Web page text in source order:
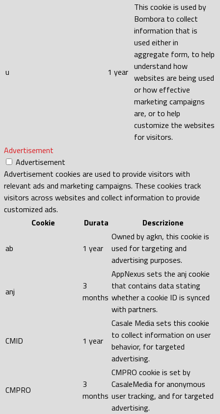
u 1 year
This cookie is used by
Bombora to collect
information that is
used either in
aggregate form, to help
understand how
websites are being used
or how effective
marketing campaigns
are, or to help
customize the websites
for visitors.
Advertisement
Advertisement
Advertisement cookies are used to provide visitors with
relevant ads and marketing campaigns. These cookies track
visitors across websites and collect information to provide
customized ads.
Cookie
Durata Descrizione
ab 1 year
Owned by agkn, this cookie is
used for targeting and
advertising purposes.
anj
3
months
AppNexus sets the anj cookie
that contains data stating
whether a cookie ID is synced
with partners.
CMID 1 year
Casale Media sets this cookie
to collect information on user
behavior, for targeted
advertising.
CMPRO
3
months
CMPRO cookie is set by
CasaleMedia for anonymous
user tracking, and for targeted
advertising.